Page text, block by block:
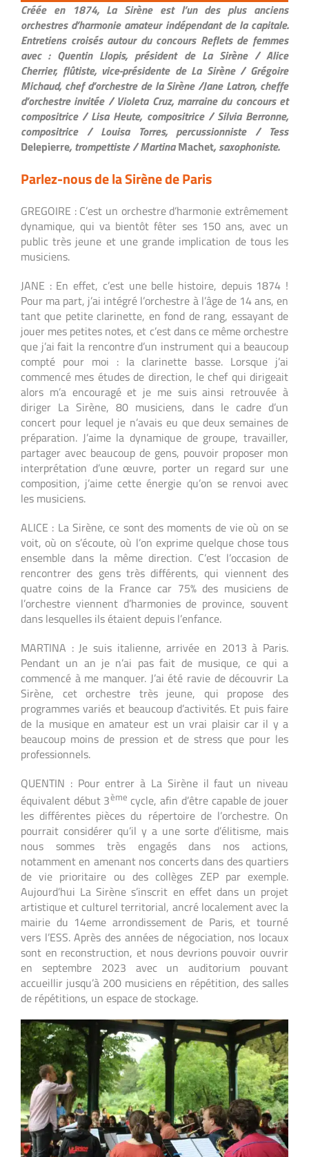
Créée en 1874, La Sirène est l’un des plus anciens
orchestres d’harmonie amateur indépendant de la capitale.
Entretiens croisés autour du concours Reflets de femmes
avec : Quentin Llopis, président de La Sirène / Alice
Cherrier, flûtiste, vice-présidente de La Sirène / Grégoire
Michaud, chef d’orchestre de la Sirène /Jane Latron, cheffe
d’orchestre invitée / Violeta Cruz, marraine du concours et
compositrice / Lisa Heute, compositrice / Silvia Berronne,
compositrice / Louisa Torres, percussionniste / Tess
Delepierre, trompettiste / MartinaMachet, saxophoniste.
Parlez-nous de la Sirène de Paris
GREGOIRE : C’est un orchestre d’harmonie extrêmement
dynamique, qui va bientôt fêter ses 150 ans, avec un
public très jeune et une grande implication de tous les
musiciens.
JANE : En effet, c’est une belle histoire, depuis 1874 !
Pour ma part, j’ai intégré l’orchestre à l’âge de 14 ans, en
tant que petite clarinette, en fond de rang, essayant de
jouer mes petites notes, et c’est dans ce même orchestre
que j’ai fait la rencontre d’un instrument qui a beaucoup
compté pour moi : la clarinette basse. Lorsque j’ai
commencé mes études de direction, le chef qui dirigeait
alors m’a encouragé et je me suis ainsi retrouvée à
diriger La Sirène, 80 musiciens, dans le cadre d’un
concert pour lequel je n’avais eu que deux semaines de
préparation. J’aime la dynamique de groupe, travailler,
partager avec beaucoup de gens, pouvoir proposer mon
interprétation d’une œuvre, porter un regard sur une
composition, j’aime cette énergie qu’on se renvoi avec
les musiciens.
ALICE : La Sirène, ce sont des moments de vie où on se
voit, où on s’écoute, où l’on exprime quelque chose tous
ensemble dans la même direction. C’est l’occasion de
rencontrer des gens très différents, qui viennent des
quatre coins de la France car 75% des musiciens de
l’orchestre viennent d’harmonies de province, souvent
dans lesquelles ils étaient depuis l’enfance.
MARTINA : Je suis italienne, arrivée en 2013 à Paris.
Pendant un an je n’ai pas fait de musique, ce qui a
commencé à me manquer. J’ai été ravie de découvrir La
Sirène, cet orchestre très jeune, qui propose des
programmes variés et beaucoup d’activités. Et puis faire
de la musique en amateur est un vrai plaisir car il y a
beaucoup moins de pression et de stress que pour les
professionnels.
QUENTIN : Pour entrer à La Sirène il faut un niveau
équivalent début 3ème cycle, afin d’être capable de jouer
les différentes pièces du répertoire de l’orchestre. On
pourrait considérer qu’il y a une sorte d’élitisme, mais
nous sommes très engagés dans nos actions,
notamment en amenant nos concerts dans des quartiers
de vie prioritaire ou des collèges ZEP par exemple.
Aujourd’hui La Sirène s’inscrit en effet dans un projet
artistique et culturel territorial, ancré localement avec la
mairie du 14eme arrondissement de Paris, et tourné
vers l’ESS. Après des années de négociation, nos locaux
sont en reconstruction, et nous devrions pouvoir ouvrir
en septembre 2023 avec un auditorium pouvant
accueillir jusqu’à 200 musiciens en répétition, des salles
de répétitions, un espace de stockage.